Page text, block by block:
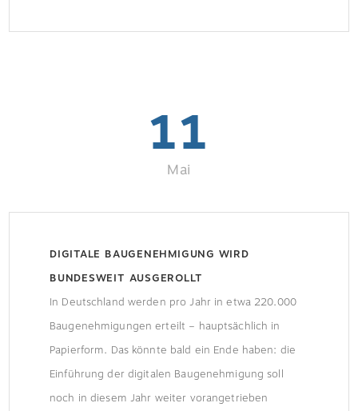
Bundesgerichtshof (BGH) geurteilt.
11
Mai
DIGITALE BAUGENEHMIGUNG WIRD
BUNDESWEIT AUSGEROLLT
In Deutschland werden pro Jahr in etwa 220.000
Baugenehmigungen erteilt – hauptsächlich in
Papierform. Das könnte bald ein Ende haben: die
Einführung der digitalen Baugenehmigung soll
noch in diesem Jahr weiter vorangetrieben